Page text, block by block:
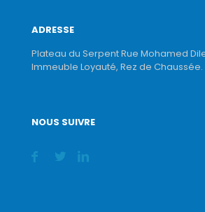
ADRESSE
Plateau du Serpent Rue Mohamed
Immeuble Loyauté, Rez de Chaussée.
NOUS SUIVRE